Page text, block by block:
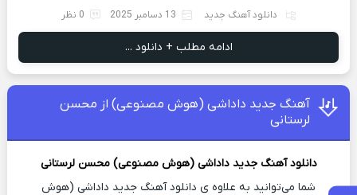
دانلود آهنگ جدید 13 دسامبر 2025 0 نظر
ادامه مطلب + دانلود ...
آهنگ جدید داداشی (هوش مصنوعی) از محسن
لرستانی
دانلود آهنگ جدید داداشی (هوش مصنوعی)محسن لرستانی
شما می‌توانید به علاوه ی دانلود آهنگ جدید داداشی (هوش